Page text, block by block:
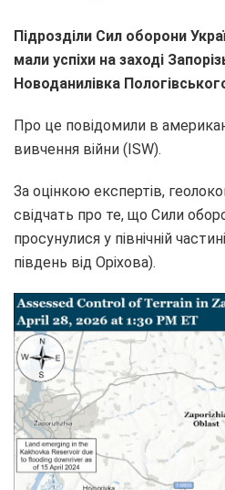
Підрозділи Сил оборони
мали успіхи на заході
Новоданилівка
Про це повідомили в
вивчення війни (ISW).
За оцінкою експертів,
свідчать про те, що Сили
просунулися у північній
південь від Оріхова).